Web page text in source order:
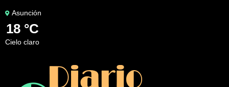
Asunción
18 °C
cielo claro